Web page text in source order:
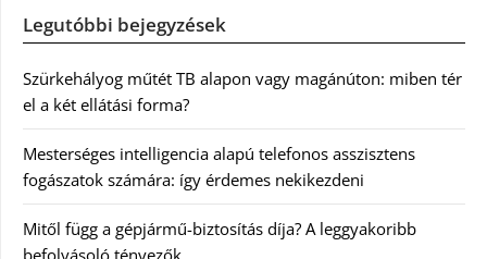
Legutóbbi bejegyzések
Szürkehályog műtét TB alapon vagy magánúton: miben tér
el a két ellátási forma?
Mesterséges intelligencia alapú telefonos asszisztens
fogászatok számára: így érdemes nekikezdeni
Mitől függ a gépjármű-biztosítás díja? A leggyakoribb
befolyásoló tényezők